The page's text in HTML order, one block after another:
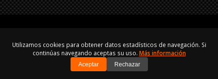
Utilizamos cookies para obtener datos estadísticos de navegación. Si
continúas navegando aceptas su uso. Más información
Aceptar Rechazar
Privacidad Cookies Hecho con